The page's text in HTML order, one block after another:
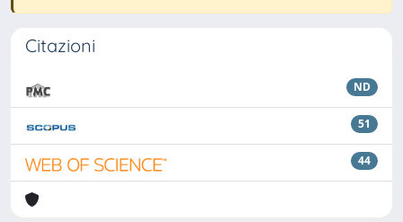
Citazioni
ND
51
44